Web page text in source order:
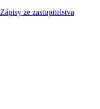
Zápisy ze zastupitelstva